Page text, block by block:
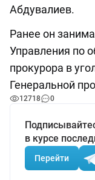
Абдувалиев.
Ранее он
Управления по
прокурора в
Генеральной
12718 0
в курсе
Перейти